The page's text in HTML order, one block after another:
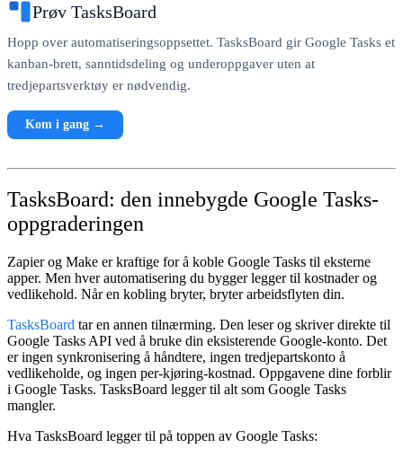
Prøv TasksBoard
Hopp over automatiseringsoppsettet. TasksBoard gir Google Tasks et
kanban-brett, sanntidsdeling og underoppgaver uten at
tredjepartsverktøy er nødvendig.
Kom i gang →
TasksBoard: den innebygde Google Tasks-
oppgraderingen
Zapier og Make er kraftige for å koble Google Tasks til eksterne
apper. Men hver automatisering du bygger legger til kostnader og
vedlikehold. Når en kobling bryter, bryter arbeidsflyten din.
TasksBoard tar en annen tilnærming. Den leser og skriver direkte til
Google Tasks API ved å bruke din eksisterende Google-konto. Det
er ingen synkronisering å håndtere, ingen tredjepartskonto å
vedlikeholde, og ingen per-kjøring-kostnad. Oppgavene dine forblir
i Google Tasks. TasksBoard legger til alt som Google Tasks
mangler.
Hva TasksBoard legger til på toppen av Google Tasks: